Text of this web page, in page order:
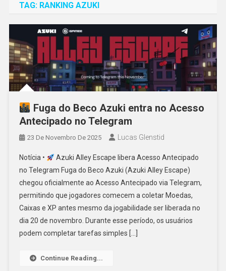
TAG: RANKING AZUKI
Fuga do Beco Azuki entra no Acesso
Antecipado no Telegram
23 De Novembro De 2025 Lucas Glenstid
Notícia •
Azuki Alley Escape libera Acesso Antecipado
no Telegram Fuga do Beco Azuki (Azuki Alley Escape)
chegou oficialmente ao Acesso Antecipado via Telegram,
permitindo que jogadores comecem a coletar Moedas,
Caixas e XP antes mesmo da jogabilidade ser liberada no
dia 20 de novembro. Durante esse período, os usuários
podem completar tarefas simples […]
Continue Reading...